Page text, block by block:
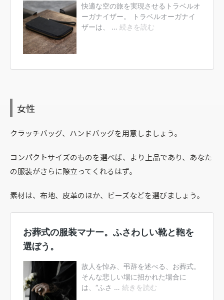
女性
クラッチバッグ、ハンドバッグを用意しましょう。
コンパクトサイズのものを選べば、より上品であり、あなた
の服装がさらに際立ってくれるはず。
素材は、布地、皮革のほか、ビーズなどを選びましょう。